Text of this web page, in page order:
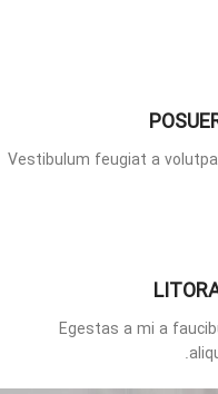
Vestibulum feugiat a
Egestas a mi a